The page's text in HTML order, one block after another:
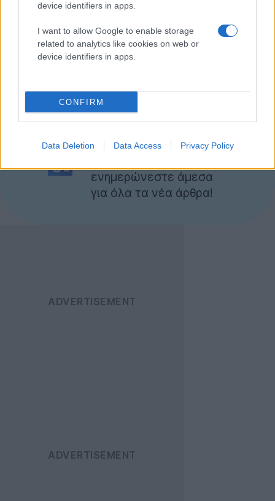
device identifiers in apps.
I want to allow Google to enable storage
related to analytics like cookies on web or
device identifiers in apps.
CONFIRM
Data Deletion Data Access Privacy Policy
Παρακαλούνται οι νικητές ναεπικοινωνήσουν
info@techgear.grγια περαιτέρω λεπτομέρειες
σχετικά με την αποστολή του δώρου τους.
Σας ευχαριστούμε όλους για τη συμμετοχή!
Techgear.gr στο Google
ενημερώνεστε άμεσα
για όλα τα νέα άρθρα!